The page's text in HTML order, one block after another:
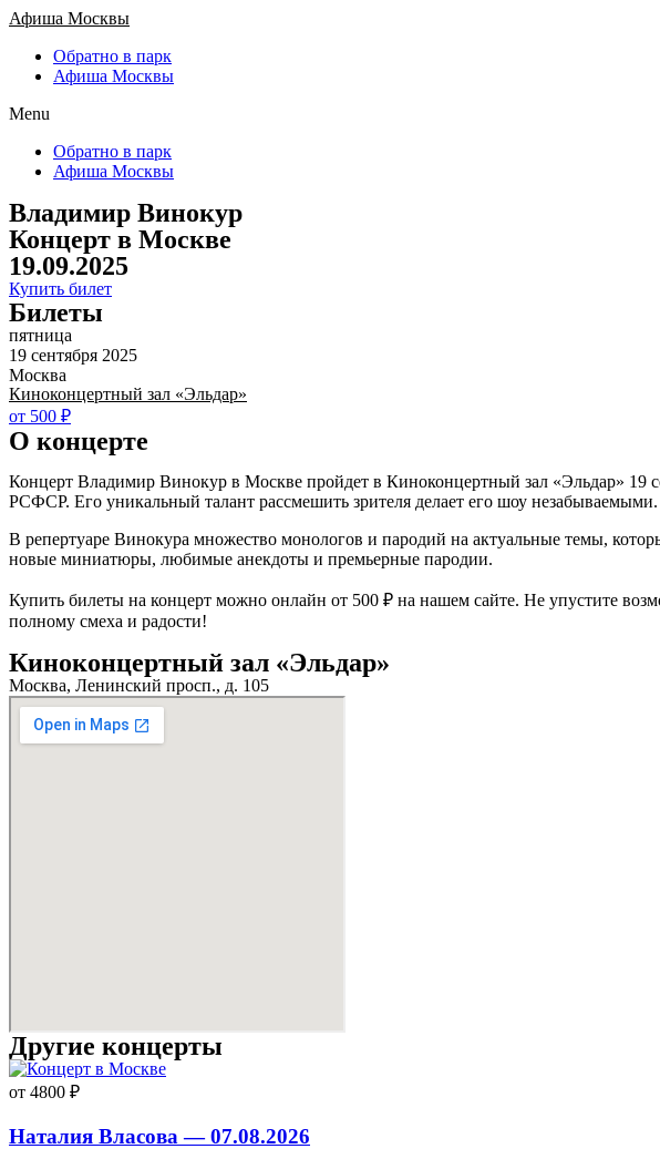
Афиша Москвы
Обратно в парк
Афиша Москвы
Menu
Обратно в парк
Афиша Москвы
Владимир Винокур
Концерт в Москве
19.09.2025
Купить билет
Билеты
пятница
19 сентября 2025
Москва
Киноконцертный зал «Эльдар»
от 500 ₽
О концерте
Концерт Владимир Винокур в Москве пройдет в Киноконцертный зал «Эльдар»
РСФСР. Его уникальный талант рассмешить зрителя делает его шоу
В репертуаре Винокура множество монологов и пародий на актуальные темы,
новые миниатюры, любимые анекдоты и премьерные пародии.
Купить билеты на концерт можно онлайн от 500 ₽ на нашем сайте. Не упустите
полному смеха и радости!
Киноконцертный зал «Эльдар»
Москва, Ленинский просп., д. 105
Другие концерты
от 4800 ₽
Наталия Власова — 07.08.2026